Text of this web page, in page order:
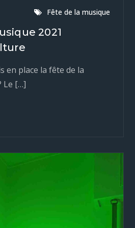
Fête de la musique
2021
en place la fête de la
Le […]